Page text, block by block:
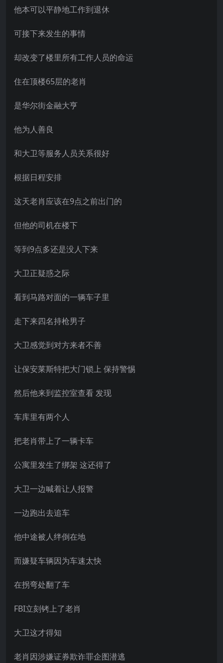
他本可以平静地工作到退休
可接下来发生的事情
却改变了楼里所有工作人员的命运
住在顶楼65层的老肖
是华尔街金融大亨
他为人善良
和大卫等服务人员关系很好
根据日程安排
这天老肖应该在9点之前出门的
但他的司机在楼下
等到9点多还是没人下来
大卫正疑惑之际
看到马路对面的一辆车子里
走下来四名持枪男子
大卫感觉到对方来者不善
让保安莱斯特把大门锁上 保持警惕
然后他来到监控室查看 发现
车库里有两个人
把老肖带上了一辆卡车
公寓里发生了绑架 这还得了
大卫一边喊着让人报警
一边跑出去追车
他中途被人绊倒在地
而嫌疑车辆因为车速太快
在拐弯处翻了车
FBI立刻铐上了老肖
大卫这才得知
老肖因涉嫌证券欺诈罪企图潜逃